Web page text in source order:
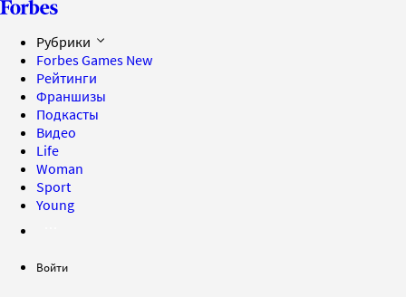
Рубрики
Forbes Games New
Рейтинги
Франшизы
Подкасты
Видео
Life
Woman
Sport
Young
Войти